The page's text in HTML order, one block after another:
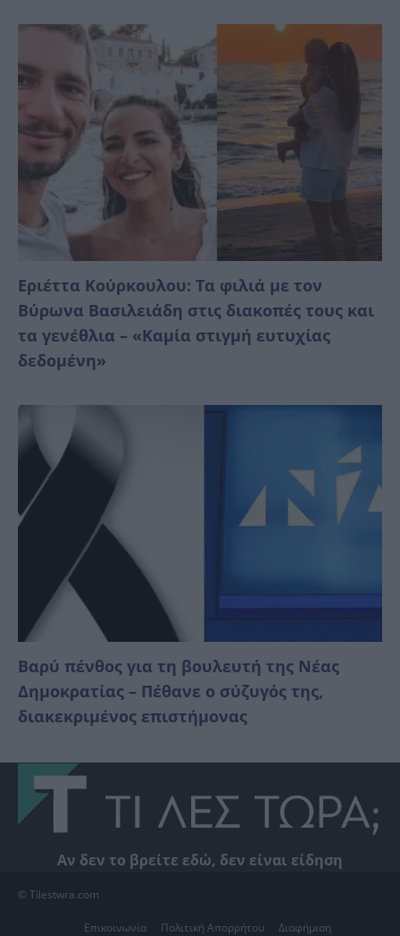
Εριέττα Κούρκουλου: Τα φιλιά με τον
Βύρωνα Βασιλειάδη στις διακοπές τους και
τα γενέθλια – «Καμία στιγμή ευτυχίας
δεδομένη»
Βαρύ πένθος για τη βουλευτή της Νέας
Δημοκρατίας – Πέθανε ο σύζυγός της,
διακεκριμένος επιστήμονας
Αν δεν το βρείτε εδώ, δεν είναι είδηση
© Tilestwra.com
Επικοινωνία Πολιτική Απορρήτου Διαφήμιση